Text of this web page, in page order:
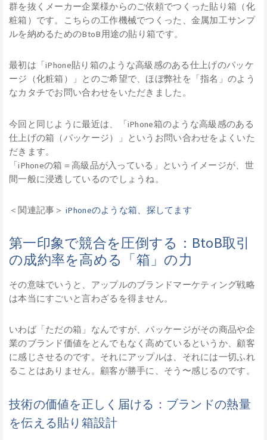
群を抜くメーカー企業様からのご依頼でつくった貼り箱（化
粧箱）です。こちらの工作機械でつくった、金属加工サンプ
ルを納めるためのBtoB用途の貼り箱です。
最初は「iPhone貼り箱のような高級感のある仕上げのパッケ
ージ（化粧箱）」とのご希望で、ほぼ弊社を「指名」のよう
なカタチでお問い合わせをいただきました。
今回と同じように最近は、「iPhone箱のような高級感のある
仕上げの箱（パッケージ）」というお問い合わせをよくいた
だきます。
「iPhoneの箱＝高級品が入っている」というイメージが、世
間一般に浸透しているのでしょうね。
＜関連記事＞iPhoneのような箱、探してます
第一印象で競合を圧倒する：BtoB取引
の成約率を高める「箱」の力
その意味でいうと、アップルのブランドマーケティング戦略
は本当にすごいと言わざるを得ません。
いわば「ただの箱」なんですが、パッケージがその商品や企
業のブランド価値をとんでもなく高めているというか、顧客
に感じさせるのです。それにアップルは、それには一切ふれ
ることはありません。顧客が勝手に、そう〜感じるのです。
技術の価値を正しく届ける：ブランドの熱量
を伝える貼り箱設計